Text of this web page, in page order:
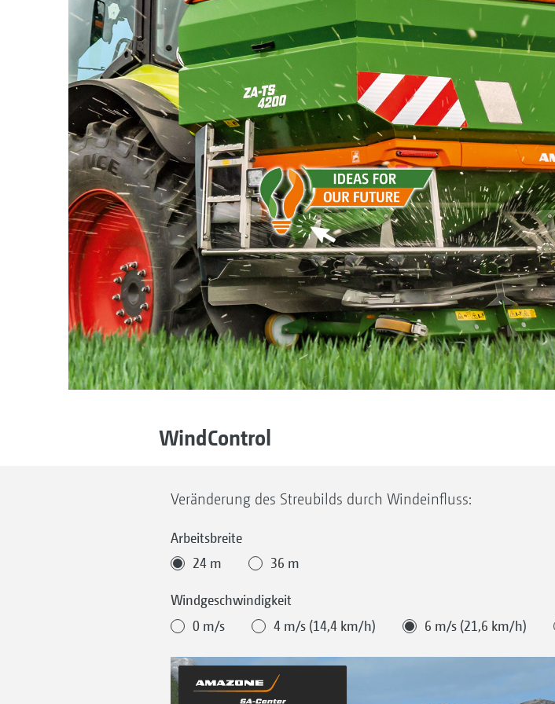
WindControl
Veränderung des Streubilds durch Windeinfluss:
Arbeitsbreite
24 m
36 m
Windgeschwindigkeit
0 m/s
4 m/s (14,4 km/h) 6 m/s (21,6 km/h)